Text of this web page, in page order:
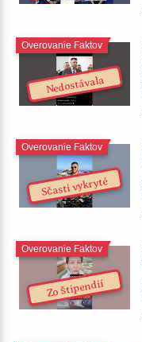
Nedostávala
Overovanie Faktov
Sčasti vykryté
Overovanie Faktov
Zo štipendií
Overovanie Faktov